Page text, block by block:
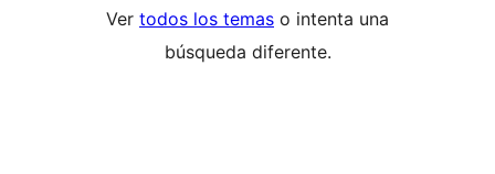
Ver todos los temas o intenta una
búsqueda diferente.